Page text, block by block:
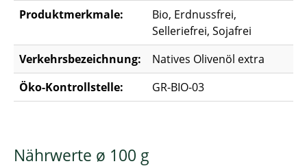
Produktmerkmale:
Bio, Erdnussfrei,
Selleriefrei, Sojafrei
Verkehrsbezeichnung:
Natives Olivenöl extra
Öko-Kontrollstelle:
GR-BIO-03
Nährwerte ø 100 g